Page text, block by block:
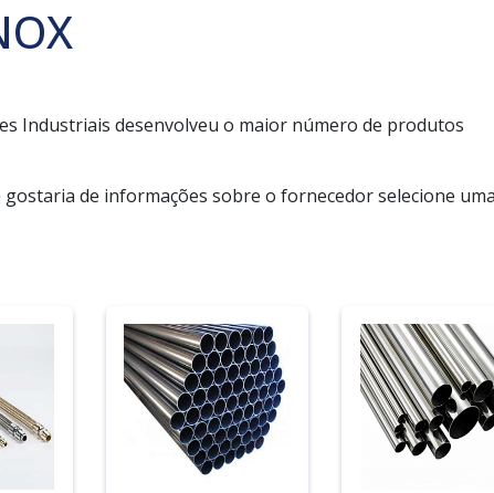
Industriais desenvolveu o maior número de produtos
de informações sobre o fornecedor selecione